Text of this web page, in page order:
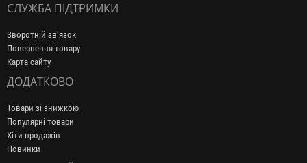
СЛУЖБА ПІДТРИМКИ
Зворотній зв’язок
Повернення товару
Карта сайту
ДОДАТКОВО
Товари зі знижкою
Популярні товари
Хіти продажів
Новинки